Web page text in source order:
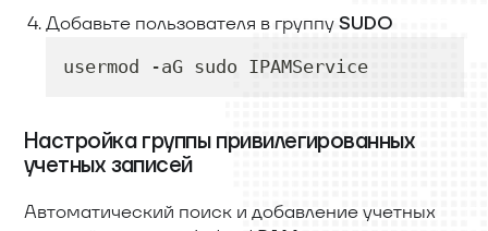
Добавьте пользователя в группуSUDO
usermod -aG sudo IPAMService
Настройка группы привилегированных
учетных записей
Автоматический поиск и добавление учетных